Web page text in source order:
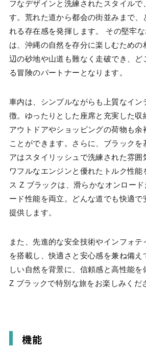
フなデザインと洗練されたスタイルで
す。荒れた道から都会の街並みまで、
れる存在感を発揮します。 その堅牢
は、沖縄の自然を存分に楽しむための
辺の砂地や山道も難なく走破でき、ど
る冒険のパートナーとなります。
車内は、シンプルながらも上質なイン
徴。ゆったりとした座席と充実した収
アウトドアやショッピングの荷物も余
ことができます。さらに、ブラックを
アはスタイリッシュで洗練された雰
ワフルなエンジンと優れたトルク性能
ス Z ブラックは、滑らかなオンロー
ード性能を両立。どんな道でも快適で
提供します。
また、先進的な安全技術やインフォテ
を搭載し、快適さと安心感を兼ね備
しい自然を背景に、信頼感と高性能を
Z ブラックで特別な旅をお楽しみくだ
機能